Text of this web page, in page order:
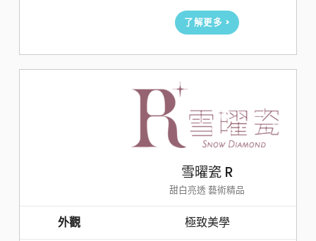
了解更多 >
雪曜瓷 R
甜白亮透 藝術精品
外觀 極致美學